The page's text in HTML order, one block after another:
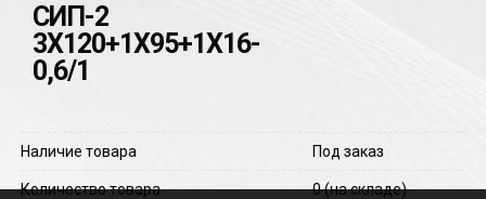
СИП-2
3Х120+1Х95+1Х16-
0,6/1
Наличие товара Под заказ
Количество товара 0(на складе)